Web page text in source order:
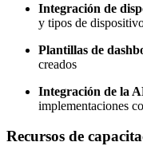
Integración de
y tipos de
Plantillas de
creados
Integración de la
implementaciones
Recursos de